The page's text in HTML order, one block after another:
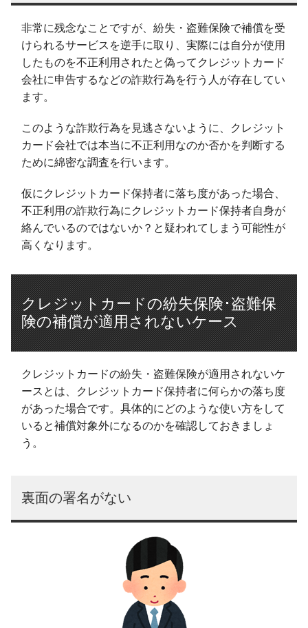
非常に残念なことですが、紛失・盗難保険で補償を受
けられるサービスを逆手に取り、実際には自分が使用
したものを不正利用されたと偽ってクレジットカード
会社に申告するなどの詐欺行為を行う人が存在してい
ます。
このような詐欺行為を見逃さないように、クレジット
カード会社では本当に不正利用なのか否かを判断する
ために綿密な調査を行います。
仮にクレジットカード保持者に落ち度があった場合、
不正利用の詐欺行為にクレジットカード保持者自身が
絡んでいるのではないか？と疑われてしまう可能性が
高くなります。
クレジットカードの紛失保険･盗難保
険の補償が適用されないケース
クレジットカードの紛失・盗難保険が適用されないケ
ースとは、クレジットカード保持者に何らかの落ち度
があった場合です。具体的にどのような使い方をして
いると補償対象外になるのかを確認しておきましょ
う。
裏面の署名がない